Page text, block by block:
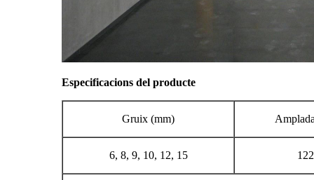
Especificacions del producte
Gruix (mm)
6, 8, 9, 10, 12, 15